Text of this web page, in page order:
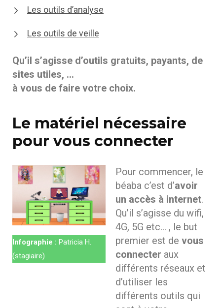
Les outils d’analyse
Les outils de veille
Qu’il s’agisse d’outils gratuits, payants, de
sites utiles, …
à vous de faire votre choix.
Le matériel nécessaire
pour vous connecter
Infographie : Patricia H.
(stagiaire)
Pour commencer, le
béaba c’est d’avoir
un accès à internet.
Qu’il s’agisse du wifi,
4G, 5G etc… , le but
premier est de vous
connecter aux
différents réseaux et
d’utiliser les
différents outils qui